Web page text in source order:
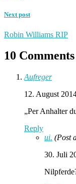
Next post
Robin Williams RIP
10 Comments
Aufreger
12. August
„Per Anhalter
Reply
ui. (Post
30. Juli